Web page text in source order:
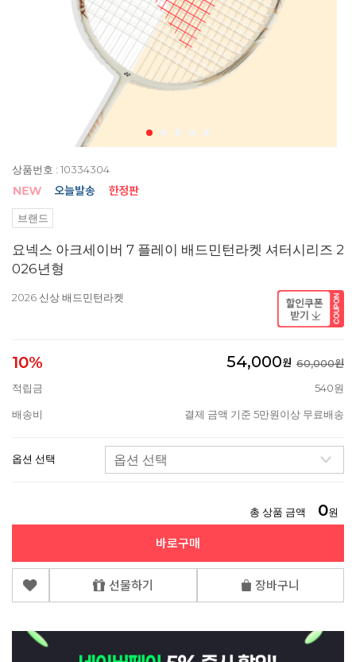
상품번호 : 10334304
브랜드
요넥스 아크세이버 7 플레이 배드민턴라켓 셔터시리즈 2
026년형
2026 신상 배드민턴라켓
10% 54,000원 60,000원
적립금
540원
배송비 결제 금액 기준 5만원이상 무료배송
옵션 선택
총 상품 금액 0원
바로구매
선물하기 장바구니